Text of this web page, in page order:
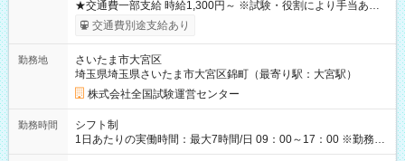
★交通費一部支給 時給1,300円～ ※試験・役割により手当あり
※勤務回数により昇給あり 【即給（前払い）オプションあ
り！】 希望される場合、勤務から1週間ほどで給与の一部を受け
例】 ・河合塾模擬試験 8:30～17:30（休憩1時間） 時給1,300円
×8時間＝日収10,400円＋交通費 ※当日の役割により時給＋100
円の場合あり ・国家試験 7:00～13:30（休憩なし） 時給1,300
円（役割手当＋100円）×6時間＝日収8,400円＋交通費 【試用期
間】試用期間なし
交通費別途支給あり
勤務地
さいたま市大宮区
埼玉県埼玉県さいたま市大宮区錦町（最寄り駅：大宮駅）
株式会社全国試験運営センター
勤務時間
シフト制
1日あたりの実働時間：最大7時間/日 09：00～17：00 ※勤務時
間は 試験により異なります。